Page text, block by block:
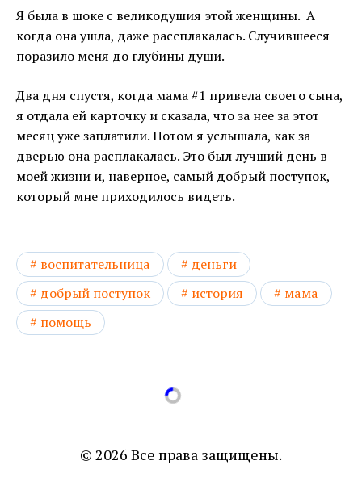
Я была в шоке с великодушия этой женщины. А
когда она ушла, даже рассплакалась. Случившееся
поразило меня до глубины души.
Два дня спустя, когда мама #1 привела своего сына,
я отдала ей карточку и сказала, что за нее за этот
месяц уже заплатили. Потом я услышала, как за
дверью она расплакалась. Это был лучший день в
моей жизни и, наверное, самый добрый поступок,
который мне приходилось видеть.
воспитательница
деньги
добрый поступок
история
мама
помощь
© 2026 Все права защищены.